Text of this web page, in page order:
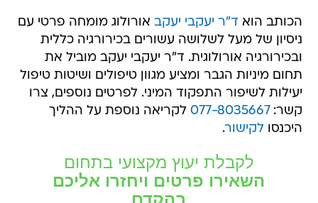
הכותב הוא ד"ר יעקבי יעקב אורולוג מומחה פרטי עם
ניסיון של מעל לשלושה עשורים בכירורגיה כללית
ובכירורגיה אורולוגית. ד"ר יעקבי יעקב מוביל את
תחום מיניות הגבר ומציע מגוון טיפולים ושיטות טיפול
יעילות לשיפור התפקוד המיני. לפרטים נוספים, צרו
קשר:077-8035667 לקריאה נוספת על ההליך
היכנסולקישור.